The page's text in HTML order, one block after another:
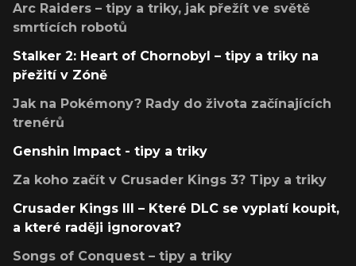
Arc Raiders – tipy a triky, jak přežít ve světě
smrtících robotů
Stalker 2: Heart of Chornobyl – tipy a triky na
přežití v Zóně
Jak na Pokémony? Rady do života začínajících
trenérů
Genshin Impact - tipy a triky
Za koho začít v Crusader Kings 3? Tipy a triky
Crusader Kings III – Které DLC se vyplatí koupit,
a které raději ignorovat?
Songs of Conquest – tipy a triky